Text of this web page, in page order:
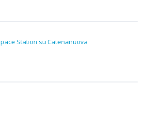
Station su Catenanuova